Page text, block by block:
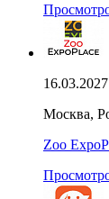
Москва,
Zoo